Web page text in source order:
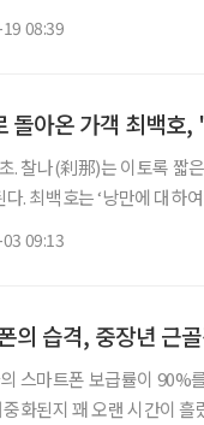
08:39
돌아온 가객 최백
. 찰나(刹那)는 이토록 짧
다. 최백호는 ‘낭만에 대하
09:13
의 습격, 중장년 근
스마트폰 보급률이 90%
오랜 시간이 흘렀다. 그런데 스마트폰이 마냥 유용하고 유